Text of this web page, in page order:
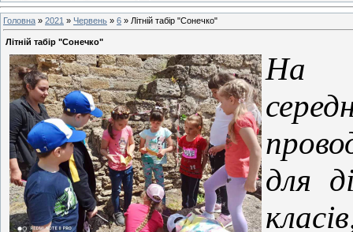
Головна » 2021 » Червень » 6 » Літній табір "Сонечко"
Літній табір "Сонечко"
На
для